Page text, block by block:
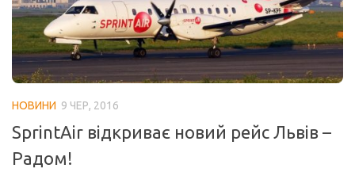
Пакетні тури
Готель
НОВИНИ 9 ЧЕР, 2016
SprintAir відкриває новий рейс Львів –
Радом!